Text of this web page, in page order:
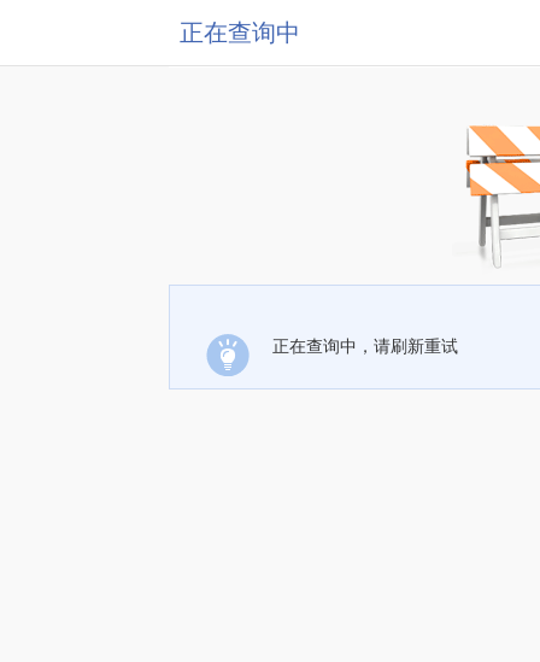
正在查询中
正在查询中，请刷新重试